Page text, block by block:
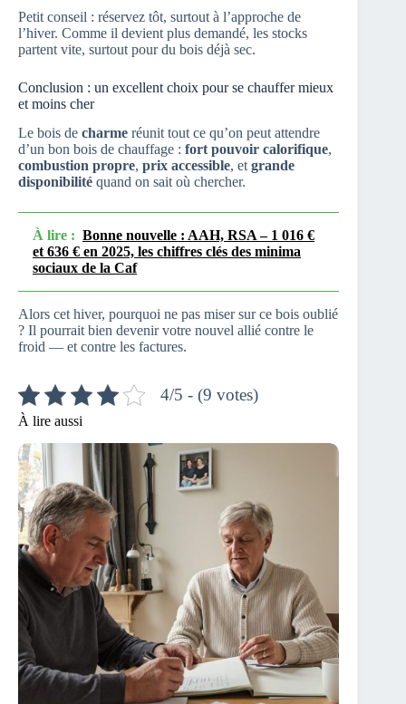
Petit conseil : réservez tôt, surtout à l’approche de
l’hiver. Comme il devient plus demandé, les stocks
partent vite, surtout pour du bois déjà sec.
Conclusion : un excellent choix pour se chauffer mieux
et moins cher
Le bois de charme réunit tout ce qu’on peut attendre
d’un bon bois de chauffage : fort pouvoir calorifique,
combustion propre, prix accessible, et grande
disponibilité quand on sait où chercher.
À lire : Bonne nouvelle : AAH, RSA – 1 016 €
et 636 € en 2025, les chiffres clés des minima
sociaux de la Caf
Alors cet hiver, pourquoi ne pas miser sur ce bois oublié
? Il pourrait bien devenir votre nouvel allié contre le
froid — et contre les factures.
4/5 - (9 votes)
À lire aussi